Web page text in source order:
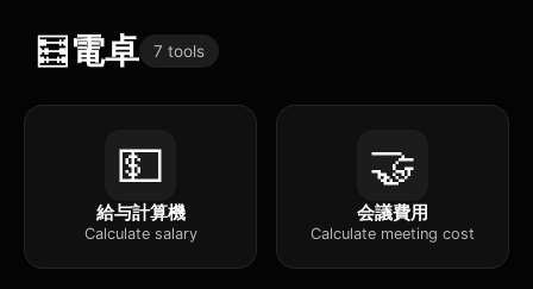
🧮電卓 7 tools
💵
給与計算機
Calculate salary
🤝
会議費用
Calculate meeting cost